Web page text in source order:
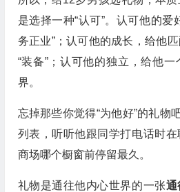
是选择一种“认可”。认可他的爱
务正业”；认可他的成长，给他
“装备”；认可他的独立，给他
界。
忘掉那些你觉得“为他好”的礼物
列表，听听他跟同学打电话时
商场哪个橱窗前停留最久。
礼物是通往他内心世界的一张通